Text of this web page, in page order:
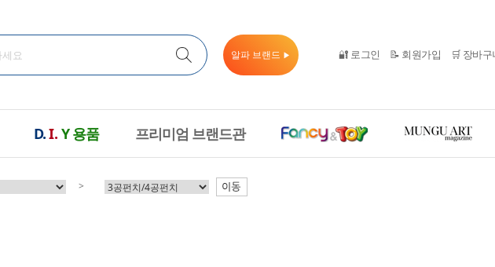
알파 브랜드 ▶ 🔐 로그인 📝 회원가입 🛒 장바구
D.I. Y용품 프리미엄 브랜드관
> 이동